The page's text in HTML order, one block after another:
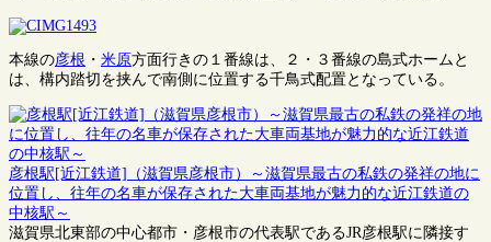
本線の彦根 ・ 米原方面行きの１番線は、２・３番線の島式ホームと
は、構内踏切を挟んで南側に位置する千鳥式配置となっている。
彦根駅[近江鉄道]（滋賀県彦根市）～滋賀県最古の私鉄の発祥の地に
位置し、往年の名車が保存された大車両基地が魅力的な近江鉄道の
中核駅～
滋賀県北東部の中心都市・彦根市の代表駅であるJR彦根駅に隣接す